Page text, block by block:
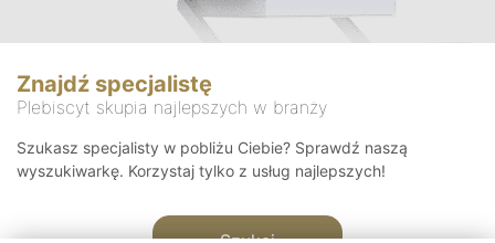
Znajdź specjalistę
Plebiscyt skupia najlepszych w branży
Szukasz specjalisty w pobliżu Ciebie? Sprawdź naszą
wyszukiwarkę. Korzystaj tylko z usług najlepszych!